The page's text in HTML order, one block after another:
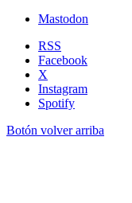
Mastodon
RSS
Facebook
X
Instagram
Spotify
Botón volver arriba